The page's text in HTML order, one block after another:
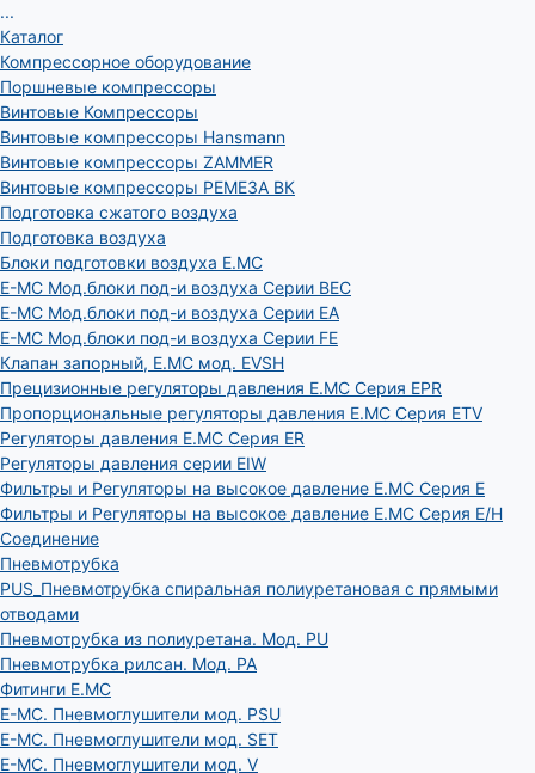
...
Каталог
Компрессорное оборудование
Поршневые компрессоры
Винтовые Компрессоры
Винтовые компрессоры Hansmann
Винтовые компрессоры ZAMMER
Винтовые компрессоры РЕМЕЗА ВК
Подготовка сжатого воздуха
Подготовка воздуха
Блоки подготовки воздуха E.MC
E-MC Мод.блоки под-и воздуха Серии BEC
E-MC Мод.блоки под-и воздуха Серии EA
E-MC Мод.блоки под-и воздуха Серии FE
Клапан запорный, E.MC мод. EVSH
Прецизионные регуляторы давления E.MC Серия EPR
Пропорциональные регуляторы давления E.MC Серия ETV
Регуляторы давления E.MC Серия ER
Регуляторы давления серии EIW
Фильтры и Регуляторы на высокое давление E.MC Серия E
Фильтры и Регуляторы на высокое давление E.MC Серия E/H
Соединение
Пневмотрубка
PUS_Пневмотрубка спиральная полиуретановая с прямыми
отводами
Пневмотрубка из полиуретана. Мод. РU
Пневмотрубка рилсан. Мод. PA
Фитинги E.MC
E-MC. Пневмоглушители мод. PSU
E-MC. Пневмоглушители мод. SET
E-MC. Пневмоглушители мод. V